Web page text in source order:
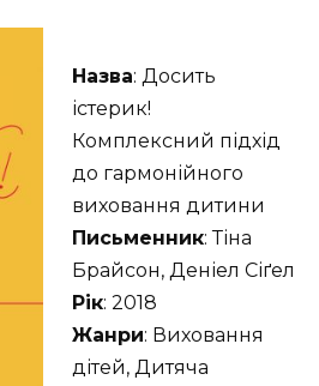
Назва: Досить
істерик!
Комплексний підхід
до гармонійного
виховання дитини
Письменник: Тіна
Брайсон, Деніел Сіґел
Рік: 2018
Жанри: Виховання
дітей, Дитяча